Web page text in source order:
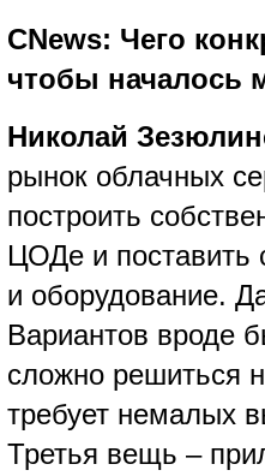
CNews: Чего
чтобы началось
Николай
рынок облачных
построить
ЦОДе и поставить
и оборудование.
Вариантов вроде
сложно решиться
требует немалых
Третья вещь –